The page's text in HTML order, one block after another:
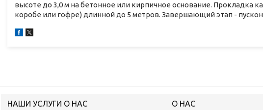
высоте до 3,0 м на бетонное или кирпичное основание. Прокладка
коробе или гофре) длинной до 5 метров. Завершающий этап -
НАШИ УСЛУГИ О НАС О НАС